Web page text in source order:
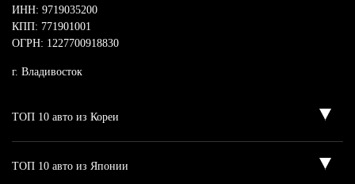
ИНН: 9719035200
КПП: 771901001
ОГРН: 1227700918830
г. Владивосток